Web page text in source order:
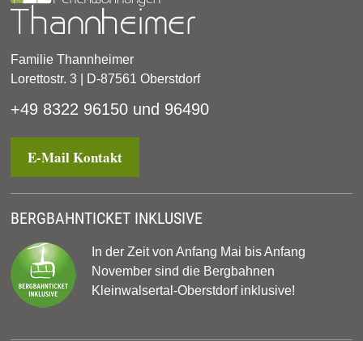
Familie Thannheimer
Lorettostr. 3 | D-87561 Oberstdorf
+49 8322 96150 und 96490
E-Mail Kontakt
BERGBAHNTICKET INKLUSIVE
In der Zeit von Anfang Mai bis Anfang
November sind die Bergbahnen
Kleinwalsertal-Oberstdorf inklusive!